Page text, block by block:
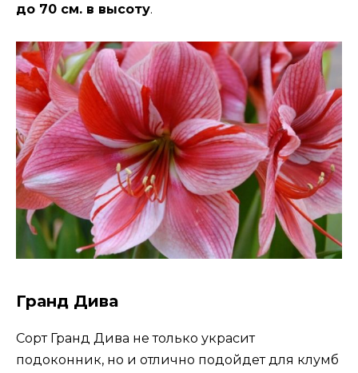
до 70 см. в высоту.
Гранд Дива
Сорт Гранд Дива не только украсит
подоконник, но и отлично подойдет для клумб